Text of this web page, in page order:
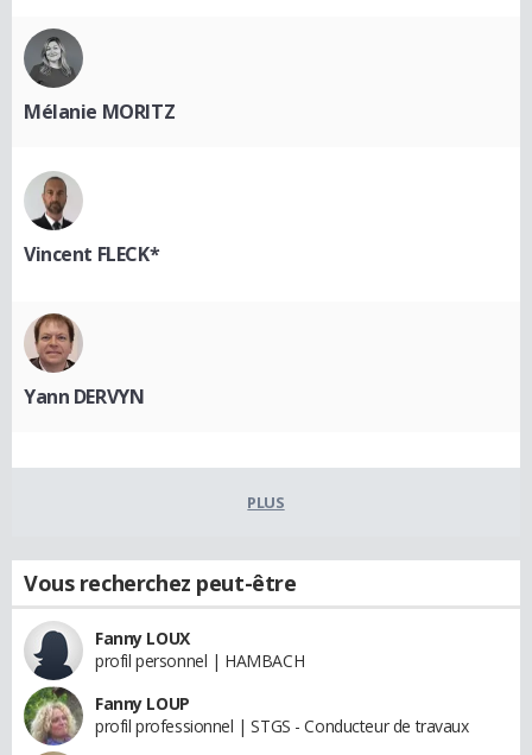
Mélanie MORITZ
Vincent FLECK*
Yann DERVYN
PLUS
Vous recherchez peut-être
Fanny LOUX
profil personnel | HAMBACH
Fanny LOUP
profil professionnel | STGS - Conducteur de travaux